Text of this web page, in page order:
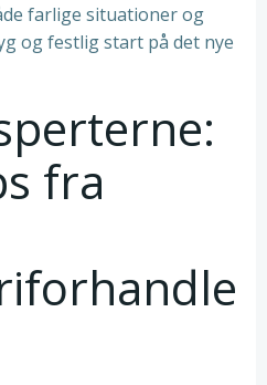
farlige situationer og
og festlig start på det nye
fra